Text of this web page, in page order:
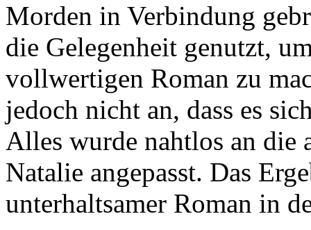
Morden in Verbindung
die Gelegenheit genutzt,
vollwertigen Roman zu
jedoch nicht an, dass es
Alles wurde nahtlos an
Natalie angepasst. Das
unterhaltsamer Roman in